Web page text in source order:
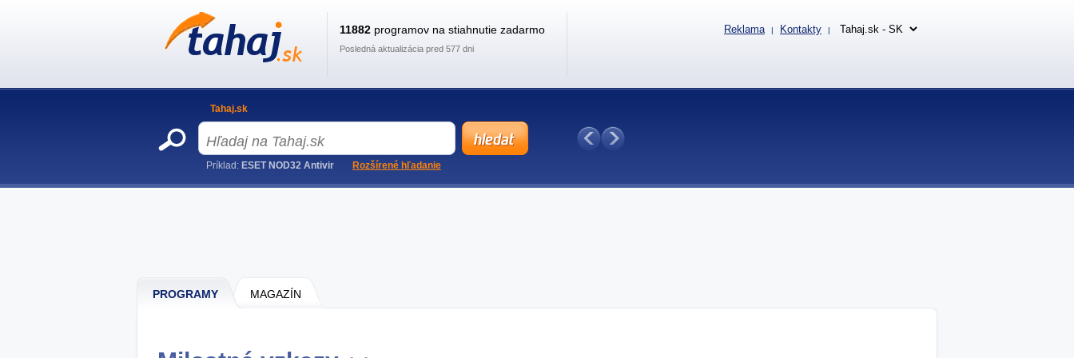
PROGRAMY MAGAZÍN
11882 programov na stiahnutie zadarmo
Posledná aktualizácia pred 577 dni
Reklama | Kontakty |
Tahaj.sk
Príklad: ESET NOD32 Antivir Rozšírené hľadanie